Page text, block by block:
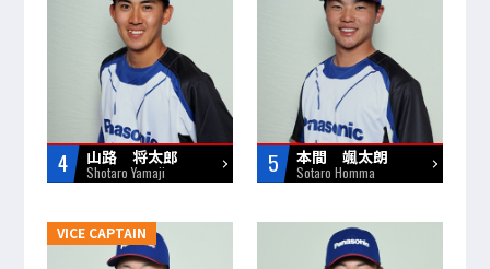
4 山路 将太郎
Shotaro Yamaji 5 本間 颯太朗
Sotaro Homma
VICE CAPTAIN